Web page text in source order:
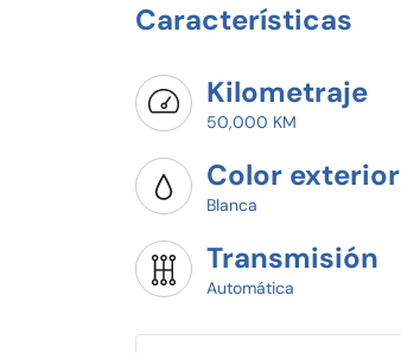
Características
Kilometraje
50,000 KM
Color exterior
Blanca
Transmisión
Automática